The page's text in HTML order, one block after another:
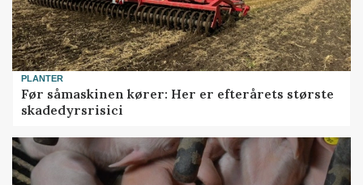
PLANTER
Før såmaskinen kører: Her er efterårets største
skadedyrsrisici